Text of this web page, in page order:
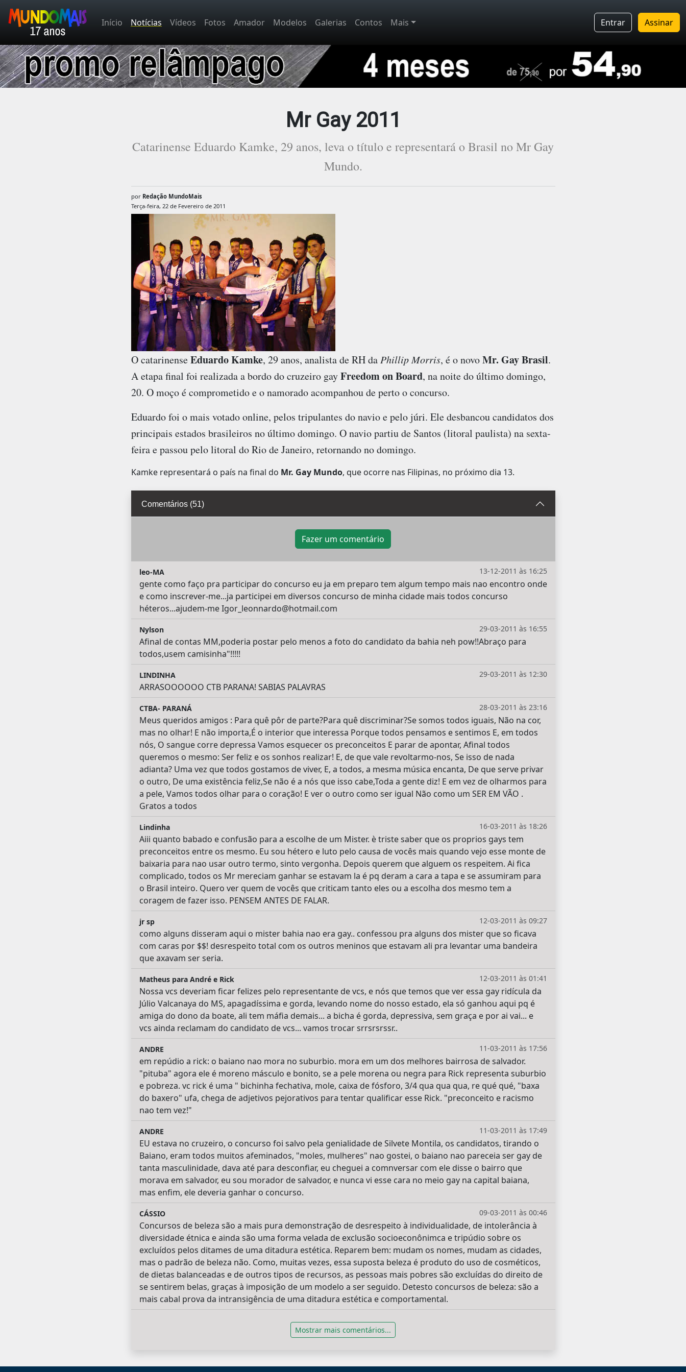
Início Notícias Vídeos Fotos Amador Modelos Galerias Contos Mais Entrar Assinar
Mr Gay 2011
Catarinense Eduardo Kamke, 29 anos, leva o título e representará o Brasil no Mr Gay
Mundo.
por Redação MundoMais
Terça-feira, 22 de Fevereiro de 2011
O catarinenseEduardo Kamke, 29 anos, analista de RH da Phillip Morris, é o novoMr. Gay Brasil.
A etapa final foi realizada a bordo do cruzeiro gayFreedom on Board, na noite do último domingo,
20. O moço é comprometido e o namorado acompanhou de perto o concurso.
Eduardo foi o mais votado online, pelos tripulantes do navio e pelo júri. Ele desbancou candidatos dos
principais estados brasileiros no último domingo. O navio partiu de Santos (litoral paulista) na sexta-
feira e passou pelo litoral do Rio de Janeiro, retornando no domingo.
Kamke representará o país na final do Mr. Gay Mundo, que ocorre nas Filipinas, no próximo dia 13.
Comentários (51)
Fazer um comentário
13-12-2011 às 16:25
leo-MA
gente como faço pra participar do concurso eu ja em preparo tem algum tempo mais nao encontro onde
e como inscrever-me...ja participei em diversos concurso de minha cidade mais todos concurso
héteros...ajudem-me Igor_leonnardo@hotmail.com
29-03-2011 às 16:55
Nylson
Afinal de contas MM,poderia postar pelo menos a foto do candidato da bahia neh pow!!Abraço para
todos,usem camisinha"!!!!!
29-03-2011 às 12:30
LINDINHA
ARRASOOOOOO CTB PARANA! SABIAS PALAVRAS
28-03-2011 às 23:16
CTBA- PARANÁ
Meus queridos amigos : Para quê pôr de parte?Para quê discriminar?Se somos todos iguais, Não na cor,
mas no olhar! E não importa,É o interior que interessa Porque todos pensamos e sentimos E, em todos
nós, O sangue corre depressa Vamos esquecer os preconceitos E parar de apontar, Afinal todos
queremos o mesmo: Ser feliz e os sonhos realizar! E, de que vale revoltarmo-nos, Se isso de nada
adianta? Uma vez que todos gostamos de viver, E, a todos, a mesma música encanta, De que serve privar
o outro, De uma existência feliz,Se não é a nós que isso cabe,Toda a gente diz! E em vez de olharmos para
a pele, Vamos todos olhar para o coração! E ver o outro como ser igual Não como um SER EM VÃO .
Gratos a todos
16-03-2011 às 18:26
Lindinha
Aiii quanto babado e confusão para a escolhe de um Mister. è triste saber que os proprios gays tem
preconceitos entre os mesmo. Eu sou hétero e luto pelo causa de vocês mais quando vejo esse monte de
baixaria para nao usar outro termo, sinto vergonha. Depois querem que alguem os respeitem. Ai fica
complicado, todos os Mr mereciam ganhar se estavam la é pq deram a cara a tapa e se assumiram para
o Brasil inteiro. Quero ver quem de vocês que criticam tanto eles ou a escolha dos mesmo tem a
coragem de fazer isso. PENSEM ANTES DE FALAR.
12-03-2011 às 09:27
jr sp
como alguns disseram aqui o mister bahia nao era gay.. confessou pra alguns dos mister que so ficava
com caras por $$! desrespeito total com os outros meninos que estavam ali pra levantar uma bandeira
que axavam ser seria.
12-03-2011 às 01:41
Matheus para André e Rick
Nossa vcs deveriam ficar felizes pelo representante de vcs, e nós que temos que ver essa gay ridícula da
Júlio Valcanaya do MS, apagadíssima e gorda, levando nome do nosso estado, ela só ganhou aqui pq é
amiga do dono da boate, ali tem máfia demais... a bicha é gorda, depressiva, sem graça e por ai vai... e
vcs ainda reclamam do candidato de vcs... vamos trocar srrsrsrssr..
11-03-2011 às 17:56
ANDRE
em repúdio a rick: o baiano nao mora no suburbio. mora em um dos melhores bairrosa de salvador.
"pituba" agora ele é moreno másculo e bonito, se a pele morena ou negra para Rick representa suburbio
e pobreza. vc rick é uma " bichinha fechativa, mole, caixa de fósforo, 3/4 qua qua qua, re qué qué, "baxa
do baxero" ufa, chega de adjetivos pejorativos para tentar qualificar esse Rick. "preconceito e racismo
nao tem vez!"
11-03-2011 às 17:49
ANDRE
EU estava no cruzeiro, o concurso foi salvo pela genialidade de Silvete Montila, os candidatos, tirando o
Baiano, eram todos muitos afeminados, "moles, mulheres" nao gostei, o baiano nao pareceia ser gay de
tanta masculinidade, dava até para desconfiar, eu cheguei a comnversar com ele disse o bairro que
morava em salvador, eu sou morador de salvador, e nunca vi esse cara no meio gay na capital baiana,
mas enfim, ele deveria ganhar o concurso.
09-03-2011 às 00:46
CÁSSIO
Concursos de beleza são a mais pura demonstração de desrespeito à individualidade, de intolerância à
diversidade étnica e ainda são uma forma velada de exclusão socioeconônimca e tripúdio sobre os
excluídos pelos ditames de uma ditadura estética. Reparem bem: mudam os nomes, mudam as cidades,
mas o padrão de beleza não. Como, muitas vezes, essa suposta beleza é produto do uso de cosméticos,
de dietas balanceadas e de outros tipos de recursos, as pessoas mais pobres são excluídas do direito de
se sentirem belas, graças à imposição de um modelo a ser seguido. Detesto concursos de beleza: são a
mais cabal prova da intransigência de uma ditadura estética e comportamental.
Mostrar mais comentários...